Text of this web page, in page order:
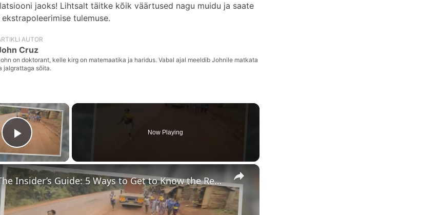
jaoks! Lihtsalt täitke kõik väärtused nagu muidu ja saate
ekstrapoleerimise tulemuse.
AUTOR
Cruz
on doktorant, kelle kirg on matemaatika ja haridus. Vabal ajal meeldib Johnile matkata
jalgrattaga sõita.
×
Play Video
Now Playing
×
The Insider’s Guide: 5 Ways to Get to Know the Real Uganda